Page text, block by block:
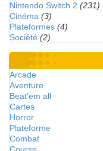
Nintendo Switch 2 (231)
Cinéma (3)
Plateformes (4)
Société (2)
Arcade
Aventure
Beat'em all
Cartes
Horror
Plateforme
Combat